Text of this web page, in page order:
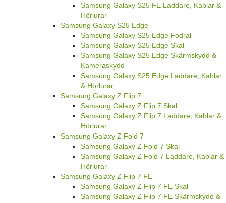
Samsung Galaxy S25 FE Laddare, Kablar &
Hörlurar
Samsung Galaxy S25 Edge
Samsung Galaxy S25 Edge Fodral
Samsung Galaxy S25 Edge Skal
Samsung Galaxy S25 Edge Skärmskydd &
Kameraskydd
Samsung Galaxy S25 Edge Laddare, Kablar
& Hörlurar
Samsung Galaxy Z Flip 7
Samsung Galaxy Z Flip 7 Skal
Samsung Galaxy Z Flip 7 Laddare, Kablar &
Hörlurar
Samsung Galaxy Z Fold 7
Samsung Galaxy Z Fold 7 Skal
Samsung Galaxy Z Fold 7 Laddare, Kablar &
Hörlurar
Samsung Galaxy Z Flip 7 FE
Samsung Galaxy Z Flip 7 FE Skal
Samsung Galaxy Z Flip 7 FE Skärmskydd &